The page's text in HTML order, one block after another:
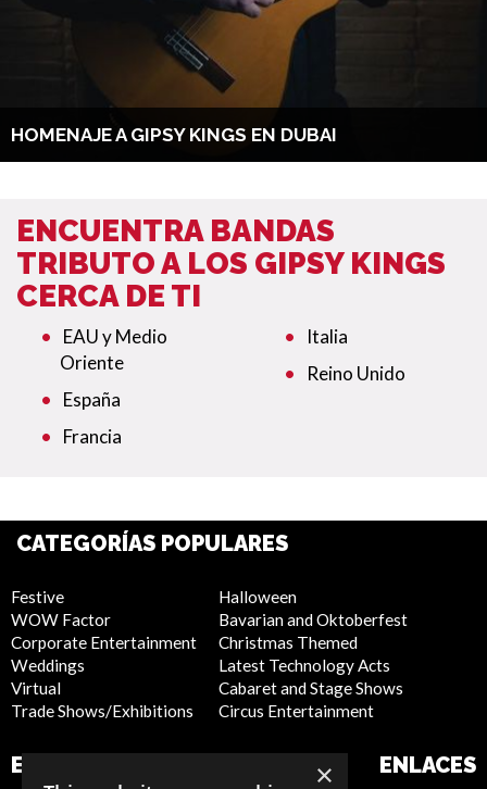
HOMENAJE A GIPSY KINGS EN DUBAI
ENCUENTRA BANDAS
TRIBUTO A LOS GIPSY KINGS
CERCA DE TI
EAU y Medio
Oriente
España
Francia
Italia
Reino Unido
CATEGORÍAS POPULARES
Festive
WOW Factor
Corporate Entertainment
Weddings
Virtual
Trade Shows/Exhibitions
Halloween
Bavarian and Oktoberfest
Christmas Themed
Latest Technology Acts
Cabaret and Stage Shows
Circus Entertainment
EMPRESA SITIO WEB ENLACES
×